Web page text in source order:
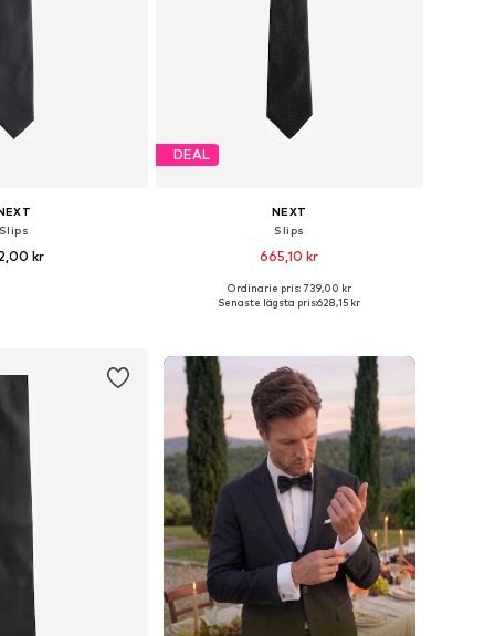
Slips
kr
DEAL
NEXT
Slips
665,10 kr
Tillgängliga storlekar: One Size
Ordinarie pris: 739,00 kr
Senaste lägsta pris:628,15 kr